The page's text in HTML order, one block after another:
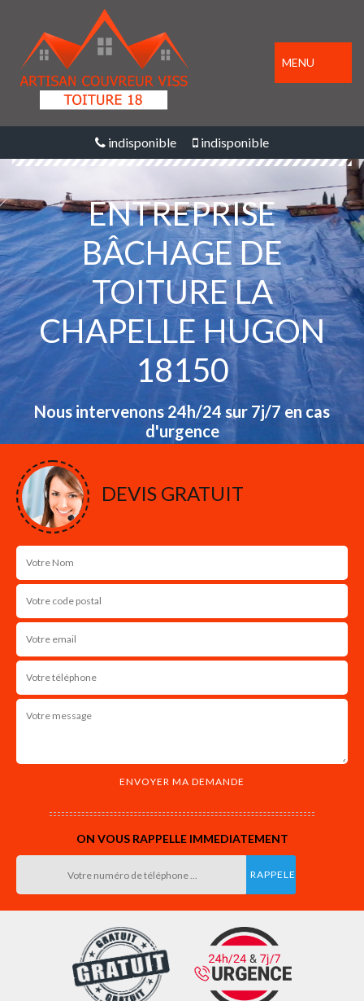
MENU
indisponible indisponible
ENTREPRISE
BÂCHAGE DE
TOITURE LA
CHAPELLE HUGON
18150
Nous intervenons 24h/24 sur 7j/7 en cas
d'urgence
DEVIS GRATUIT
ON VOUS RAPPELLE IMMEDIATEMENT